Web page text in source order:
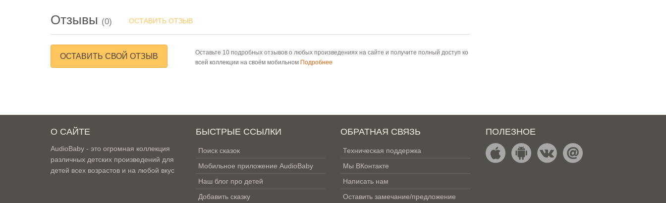
Отзывы (0) ОСТАВИТЬ ОТЗЫВ
ОСТАВИТЬ СВОЙ ОТЗЫВ
Оставьте 10 подробных отзывов о любых произведениях на сайте и получите полный доступ ко
всей коллекции на своём мобильном Подробнее
О САЙТЕ
AudioBaby - это огромная коллекция
различных детских произведений для
детей всех возрастов и на любой вкус
БЫСТРЫЕ ССЫЛКИ
Поиск сказок
Мобильное приложение AudioBaby
Наш блог про детей
Добавить сказку
ОБРАТНАЯ СВЯЗЬ
Техническая поддержка
Мы ВКонтакте
Написать нам
Оставить замечание/предложение
ПОЛЕЗНОЕ